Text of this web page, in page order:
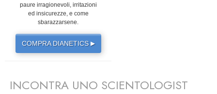
paure irragionevoli, irritazioni
ed insicurezze, e come
sbarazzarsene.
COMPRA DIANETICS ▶
INCONTRA UNO SCIENTOLOGIST